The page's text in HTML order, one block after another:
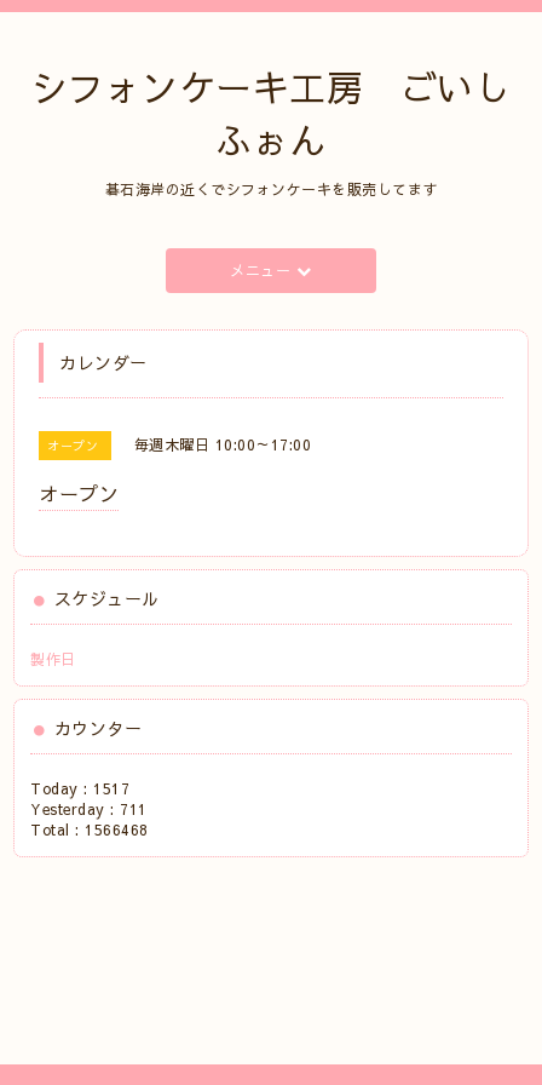
シフォンケーキ工房 ごいし
ふぉん
碁石海岸の近くでシフォンケーキを販売してます
メニュー
カレンダー
オープン 毎週木曜日 10:00～17:00
オープン
スケジュール
製作日
カウンター
Today : 1517
Yesterday : 711
Total : 1566468